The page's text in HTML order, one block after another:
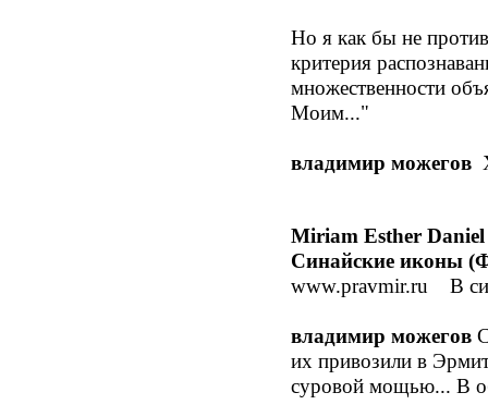
Но я как бы не
критерия
множественности
Моим..."
владимир можегов
Miriam Esther Daniel
Синайские иконы
www.pravmir.ru В
владимир можегов
их привозили в
суровой мощью... В